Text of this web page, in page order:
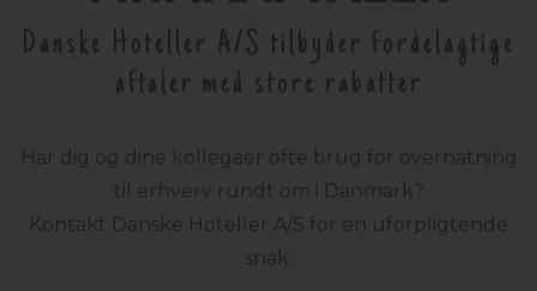
Danske Hoteller A/S tilbyder fordelagtige
aftaler med store rabatter
Har dig og dine kollegaer ofte brug for overnatning
til erhverv rundt om i Danmark?
Kontakt Danske Hoteller A/S for en uforpligtende
snak: